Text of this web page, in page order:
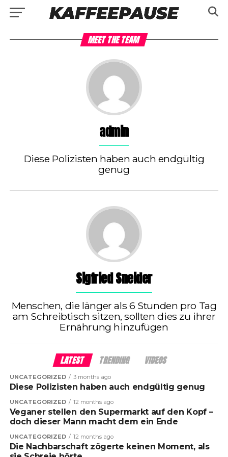
MEET THE TEAM
admin
Diese Polizisten haben auch endgültig
genug
Sigfried Sneider
Menschen, die länger als 6 Stunden pro Tag
am Schreibtisch sitzen, sollten dies zu ihrer
Ernährung hinzufügen
LATEST TRENDING VIDEOS
UNCATEGORIZED 3 months ago
Diese Polizisten haben auch endgültig genug
UNCATEGORIZED 12 months ago
Veganer stellen den Supermarkt auf den Kopf –
doch dieser Mann macht dem ein Ende
UNCATEGORIZED 12 months ago
Die Nachbarschaft zögerte keinen Moment, als